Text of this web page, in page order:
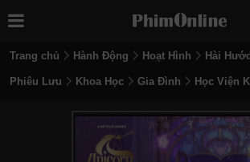
Trang chủ Hành Động Hoạt Hình Hài
Phiêu Lưu Khoa Học Gia Đình Học Viện